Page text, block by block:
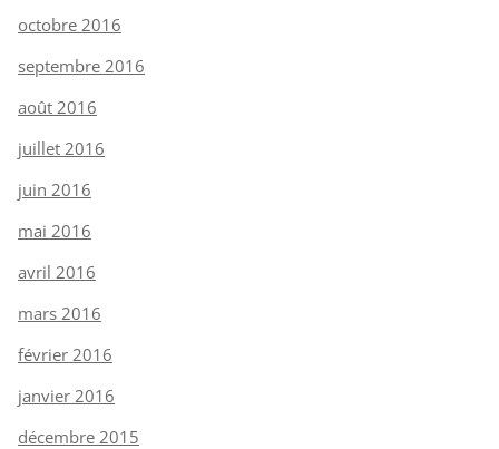
octobre 2016
septembre 2016
août 2016
juillet 2016
juin 2016
mai 2016
avril 2016
mars 2016
février 2016
janvier 2016
décembre 2015